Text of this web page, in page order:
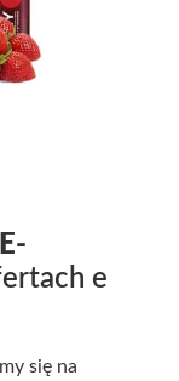
E-
e
się na